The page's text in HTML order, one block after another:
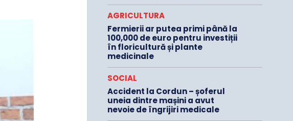
AGRICULTURA
Fermierii ar putea primi până la
100,000 de euro pentru investiții
în floricultură și plante
medicinale
SOCIAL
Accident la Cordun – șoferul
uneia dintre mașini a avut
nevoie de îngrijiri medicale